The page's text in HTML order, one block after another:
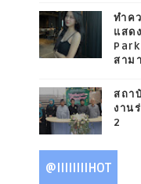
ทำค
แสด
สาม
สถา
งาน
2
@IIIIIIIIHOT